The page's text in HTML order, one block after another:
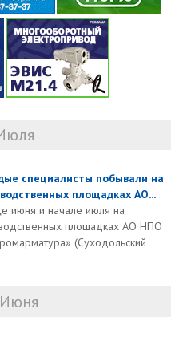
специалисты побывали на
площадках АО...
июня и начале июля на
площадках АО НПО
(Суходольский